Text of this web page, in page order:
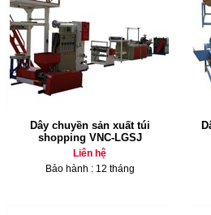
Dây chuyền sản xuất túi
shopping VNC-LGSJ
Liên hệ
Bảo hành : 12 tháng